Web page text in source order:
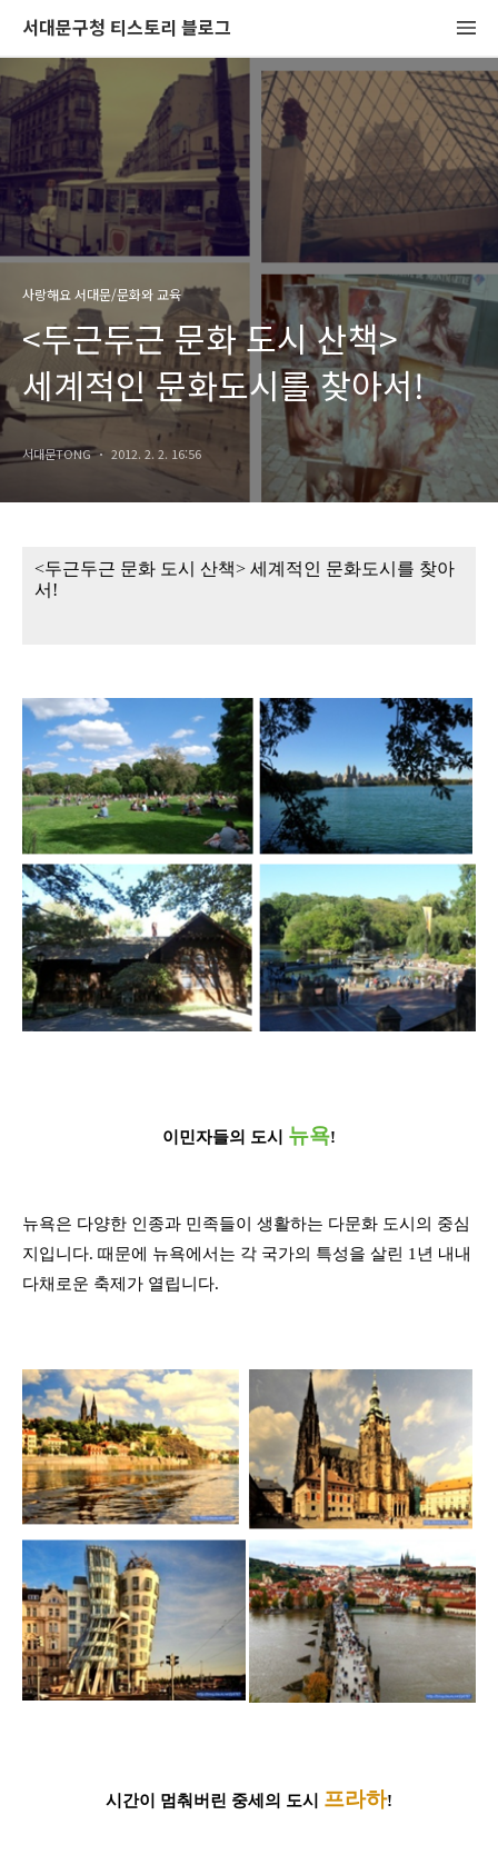
서대문구청 티스토리 블로그
사랑해요 서대문/문화와 교육
<두근두근 문화 도시 산책>
세계적인 문화도시를 찾아서!
서대문TONG 2012. 2. 2. 16:56
<두근두근 문화 도시 산책> 세계적인 문화도시를 찾아
서!
이민자들의 도시 뉴욕!
뉴욕은 다양한 인종과 민족들이 생활하는 다문화 도시의 중심
지입니다. 때문에 뉴욕에서는 각 국가의 특성을 살린 1 년 내내
다채로운 축제가 열립니다.
시간이 멈춰버린 중세의 도시 프라하!